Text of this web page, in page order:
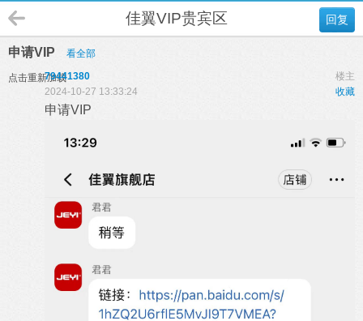
回复
佳翼VIP贵宾区
申请VIP 看全部
点击重新加载 楼主
79441380
收藏
2024-10-27 13:33:24
申请VIP